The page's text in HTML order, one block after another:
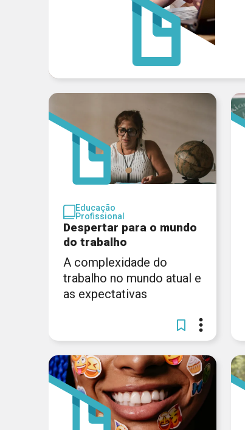
Educação
Profissional
Despertar para o mundo
do trabalho
A complexidade do
trabalho no mundo atual e
as expectativas